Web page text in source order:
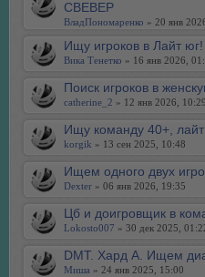
СВЕВЕР
ВладПономаренко » 20 янв
Ищу игроков в Лайт юг!
Вика Тенетко » 16 янв 2026,
Поиск игроков в
catherine_2 » 12 янв 2026, 10:29
Ищу команду 40+, лайт
korgik » 13 сен 2025, 10:48
Ищем одного двух
Dexter » 06 янв 2026, 19:35
Цб и доигровщик в
Lokosto007 » 30 дек 2025,
DMT. Хард А. Ищем
Миша » 24 янв 2025, 15:00